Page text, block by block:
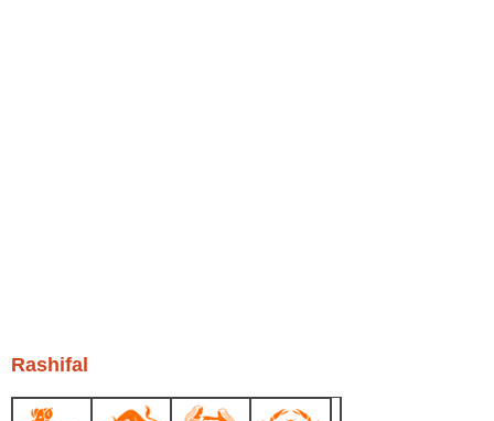
Rashifal